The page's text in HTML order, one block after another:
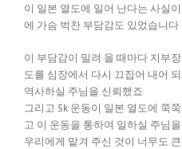
이 일본 열도에 일어 난다는 사실
에 가슴 벅찬 부담감도 있었습니다
이 부담감이 밀려 올 때마다 지부
도를 심장에서 다시 끄집어 내어
역사하실 주님을 신뢰했죠
그리고 5k 운동이 일본 열도에 쭉
고 이 운동을 통하여 일하실 주님
우리에게 맡겨 주신 것이 너무도